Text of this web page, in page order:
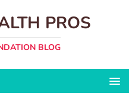
PROS
BLOG